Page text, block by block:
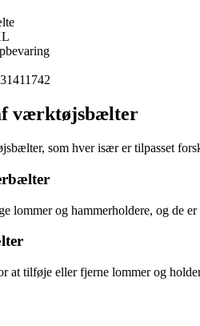
værktøjsbælter
som hver især er tilpasset
lommer og hammerholdere, og de
tilføje eller fjerne lommer og